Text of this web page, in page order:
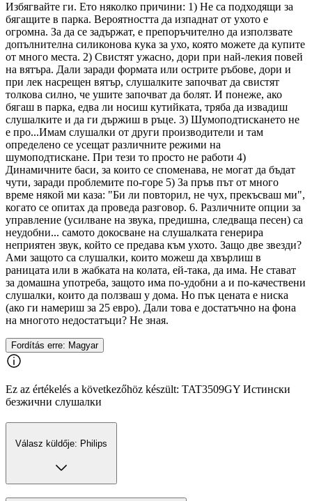
Избягвайте ги. Ето няколко причини: 1) Не са подходящи за
бягащите в парка. Вероятността да изпаднат от ухото е
огромна. За да се задържат, е препоръчително да използвате
допълнителна силиконова кука за ухо, която можете да купите
от много места. 2) Свистят ужасно, дори при най-лекия повей
на вятъра. Дали заради формата или острите ръбове, дори и
при лек насрещен вятър, слушалките започват да свистят
толкова силно, че ушите започват да болят. И понеже, ако
бягаш в парка, едва ли носиш кутийката, тряба да извадиш
слушалките и да ги държиш в ръце. 3) Шумоподтискането не
е про...Имам слушалки от други производители и там
определено се усещат различните режими на
шумоподтискане. При тези то просто не работи 4)
Динамичните баси, за които се споменава, не могат да бъдат
чути, заради проблемите по-горе 5) За пръв път от много
време някой ми каза: "Би ли повторил, не чух, прекъсваш ми",
когато се опитах да проведа разговор. 6. Различните опции за
управление (усилване на звука, предишна, следваща песен) са
неудобни... самото докосване на слушалката генерира
неприятен звук, който се предава към ухото. Защо две звезди?
Ами защото са слушалки, които можеш да хвърлиш в
раницата или в жабката на колата, ей-така, да има. Не стават
за домашна употреба, защото има по-удобни а и по-качествени
слушалки, които да ползваш у дома. Но пък цената е ниска
(ако ги намериш за 25 евро). Дали това е достатъчно на фона
на многото недостатъци? Не зная.
Fordítás erre: Magyar
Ez az értékelés a következőhöz készült: TAT3509GY Истински
безжични слушалки
Válasz küldője: Philips